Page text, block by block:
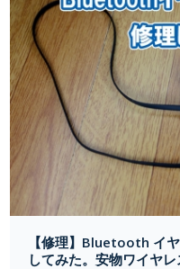
【修理】Bluetooth イ
してみた。安物ワイヤ